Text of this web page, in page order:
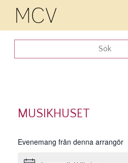
MUSIKHUSET
Evenemang från denna arrangör